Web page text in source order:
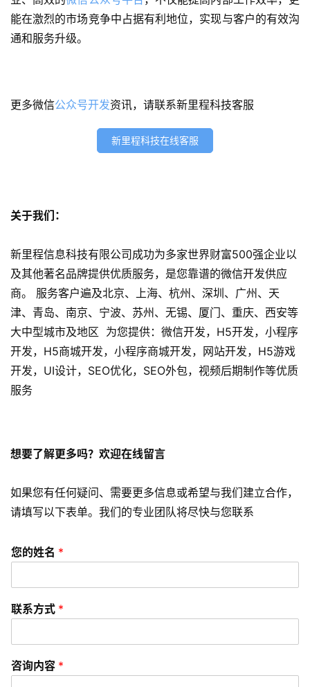
小
程
发
s
o
优
化
数
字
营
销
P
短
频
资
讯
享
常
能在激烈的市场竞争中占据有利地位，实现与客户的有效沟
通和服务升级。
更多微信公众号开发资讯，请联系新里程科技客服
新里程科技在线客服
关于我们：
新里程信息科技有限公司成功为多家世界财富500强企业以
及其他著名品牌提供优质服务，是您靠谱的微信开发供应
商。 服务客户遍及北京、上海、杭州、深圳、广州、天
津、青岛、南京、宁波、苏州、无锡、厦门、重庆、西安等
大中型城市及地区 为您提供：微信开发，H5开发，小程序
开发，H5商城开发，小程序商城开发，网站开发，H5游戏
开发，UI设计，SEO优化，SEO外包，视频后期制作等优质
服务
想要了解更多吗？欢迎在线留言
如果您有任何疑问、需要更多信息或希望与我们建立合作，
请填写以下表单。我们的专业团队将尽快与您联系
您的姓名 *
联系方式 *
咨询内容 *